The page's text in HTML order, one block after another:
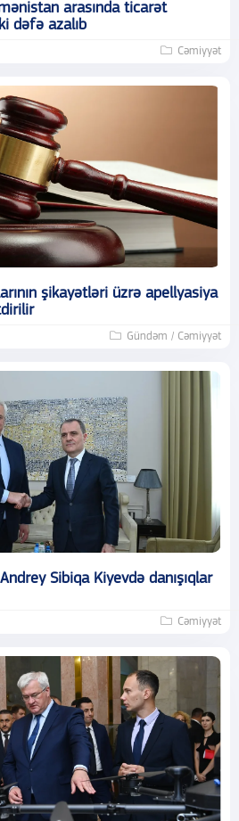
arasında ticarət
dəfə azalıb
Cəmiyyət
şikayətləri üzrə apellyasiya
Gündəm / Cəmiyyət
Sibiqa Kiyevdə danışıqlar
Cəmiyyət